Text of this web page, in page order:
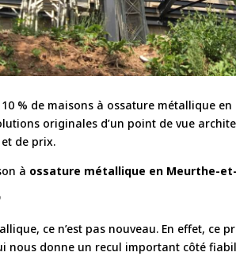
% de maisons à ossature métallique en
originales d’un point de vue
de prix.
à ossature métallique en Meurthe-
ce n’est pas nouveau. En effet, ce
nous donne un recul important côté